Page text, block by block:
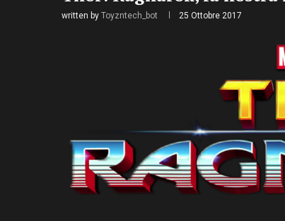
written by Toyzntech_bot 25 Ottobre 2017